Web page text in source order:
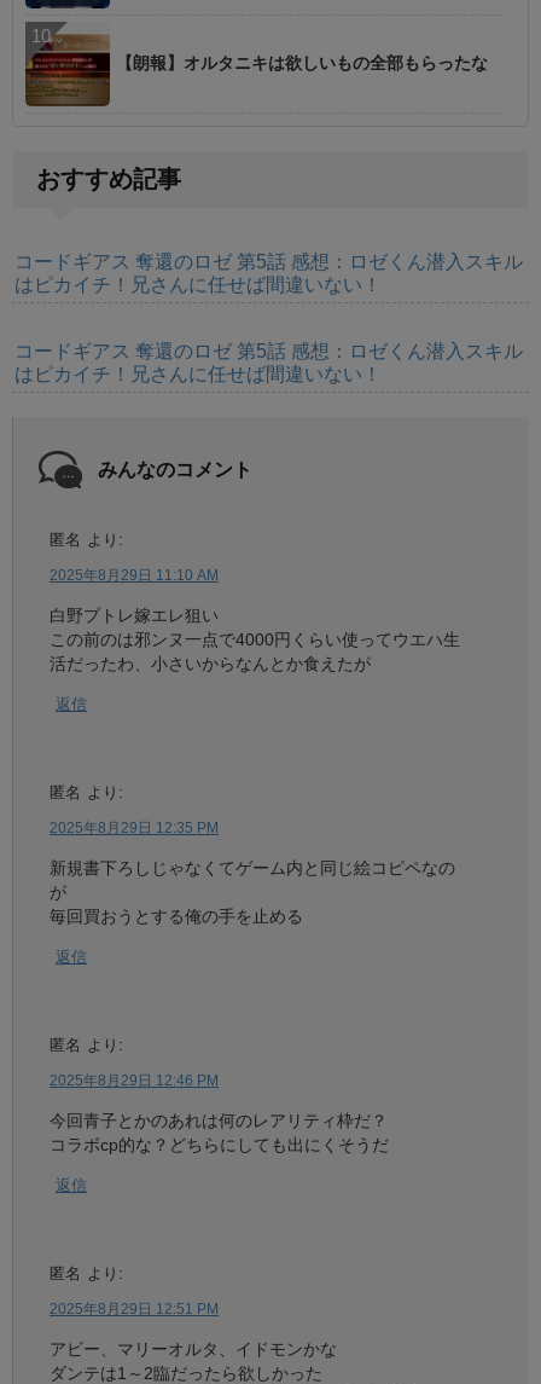
【朗報】オルタニキは欲しいもの全部もらったな
おすすめ記事
コードギアス 奪還のロゼ 第5話 感想：ロゼくん潜入スキル
はピカイチ！兄さんに任せば間違いない！
コードギアス 奪還のロゼ 第5話 感想：ロゼくん潜入スキル
はピカイチ！兄さんに任せば間違いない！
みんなのコメント
匿名 より:
2025年8月29日 11:10 AM
白野プトレ嫁エレ狙い
この前のは邪ンヌ一点で4000円くらい使ってウエハ生
活だったわ、小さいからなんとか食えたが
返信
匿名 より:
2025年8月29日 12:35 PM
新規書下ろしじゃなくてゲーム内と同じ絵コピペなの
が
毎回買おうとする俺の手を止める
返信
匿名 より:
2025年8月29日 12:46 PM
今回青子とかのあれは何のレアリティ枠だ？
コラボcp的な？どちらにしても出にくそうだ
返信
匿名 より:
2025年8月29日 12:51 PM
アビー、マリーオルタ、イドモンかな
ダンテは1～2臨だったら欲しかった